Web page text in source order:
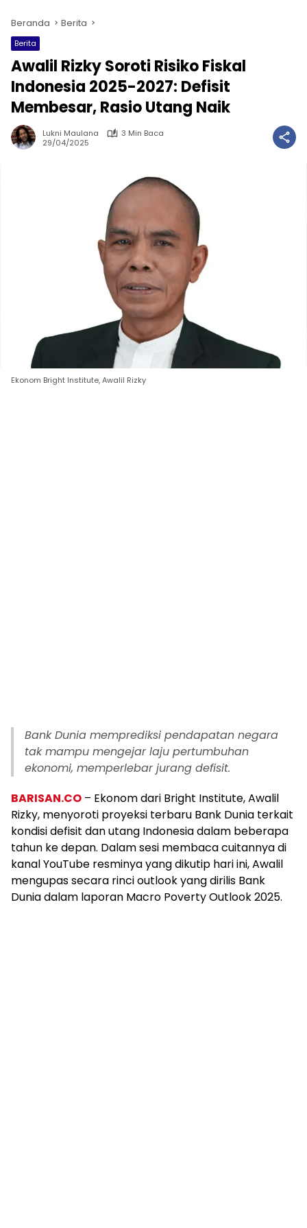
Beranda Berita
Berita
Awalil Rizky Soroti Risiko Fiskal
Indonesia 2025-2027: Defisit
Membesar, Rasio Utang Naik
Lukni Maulana
3 Min Baca
29/04/2025
Ekonom Bright Institute, Awalil Rizky
Bank Dunia memprediksi pendapatan negara
tak mampu mengejar laju pertumbuhan
ekonomi, memperlebar jurang defisit.
BARISAN.CO – Ekonom dari Bright Institute, Awalil
Rizky, menyoroti proyeksi terbaru Bank Dunia terkait
kondisi defisit dan utang Indonesia dalam beberapa
tahun ke depan. Dalam sesi membaca cuitannya di
kanal YouTube resminya yang dikutip hari ini, Awalil
mengupas secara rinci outlook yang dirilis Bank
Dunia dalam laporan Macro Poverty Outlook 2025.